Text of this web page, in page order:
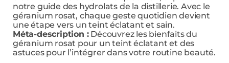
notre guide des hydrolats de la distillerie. Avec le
géranium rosat, chaque geste quotidien devient
une étape vers un teint éclatant et sain.
Méta-description :Découvrez les bienfaits du
géranium rosat pour un teint éclatant et des
astuces pour l’intégrer dans votre routine beauté.